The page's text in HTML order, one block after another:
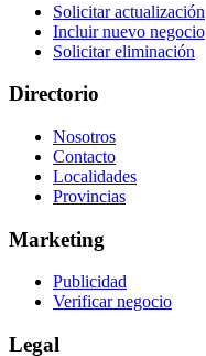
Solicitar actualización
Incluir nuevo negocio
Solicitar eliminación
Directorio
Nosotros
Contacto
Localidades
Provincias
Marketing
Publicidad
Verificar negocio
Legal